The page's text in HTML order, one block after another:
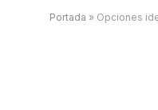
Portada » Opciones